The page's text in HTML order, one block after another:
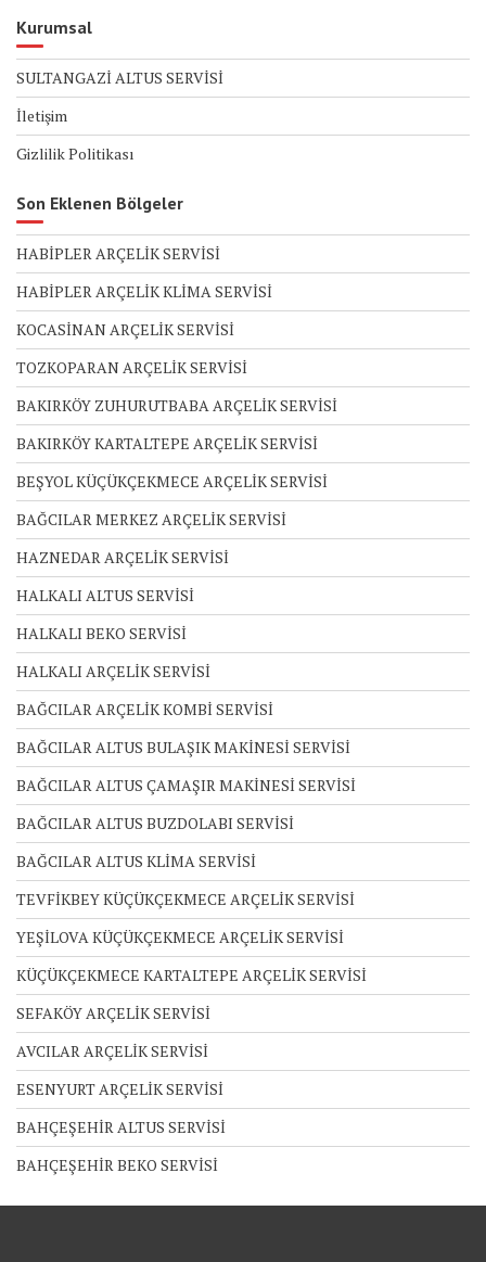
Kurumsal
SULTANGAZİ ALTUS SERVİSİ
İletişim
Gizlilik Politikası
Son Eklenen Bölgeler
HABİPLER ARÇELİK SERVİSİ
HABİPLER ARÇELİK KLİMA SERVİSİ
KOCASİNAN ARÇELİK SERVİSİ
TOZKOPARAN ARÇELİK SERVİSİ
BAKIRKÖY ZUHURUTBABA ARÇELİK SERVİSİ
BAKIRKÖY KARTALTEPE ARÇELİK SERVİSİ
BEŞYOL KÜÇÜKÇEKMECE ARÇELİK SERVİSİ
BAĞCILAR MERKEZ ARÇELİK SERVİSİ
HAZNEDAR ARÇELİK SERVİSİ
HALKALI ALTUS SERVİSİ
HALKALI BEKO SERVİSİ
HALKALI ARÇELİK SERVİSİ
BAĞCILAR ARÇELİK KOMBİ SERVİSİ
BAĞCILAR ALTUS BULAŞIK MAKİNESİ SERVİSİ
BAĞCILAR ALTUS ÇAMAŞIR MAKİNESİ SERVİSİ
BAĞCILAR ALTUS BUZDOLABI SERVİSİ
BAĞCILAR ALTUS KLİMA SERVİSİ
TEVFİKBEY KÜÇÜKÇEKMECE ARÇELİK SERVİSİ
YEŞİLOVA KÜÇÜKÇEKMECE ARÇELİK SERVİSİ
KÜÇÜKÇEKMECE KARTALTEPE ARÇELİK SERVİSİ
SEFAKÖY ARÇELİK SERVİSİ
AVCILAR ARÇELİK SERVİSİ
ESENYURT ARÇELİK SERVİSİ
BAHÇEŞEHİR ALTUS SERVİSİ
BAHÇEŞEHİR BEKO SERVİSİ